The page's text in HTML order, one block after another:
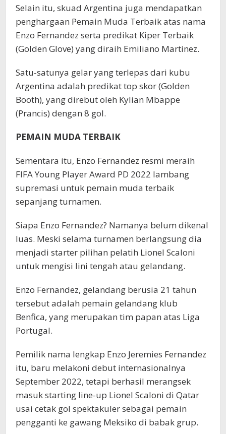
Selain itu, skuad Argentina juga mendapatkan
penghargaan Pemain Muda Terbaik atas nama
Enzo Fernandez serta predikat Kiper Terbaik
(Golden Glove) yang diraih Emiliano Martinez.
Satu-satunya gelar yang terlepas dari kubu
Argentina adalah predikat top skor (Golden
Booth), yang direbut oleh Kylian Mbappe
(Prancis) dengan 8 gol.
PEMAIN MUDA TERBAIK
Sementara itu, Enzo Fernandez resmi meraih
FIFA Young Player Award PD 2022 lambang
supremasi untuk pemain muda terbaik
sepanjang turnamen.
Siapa Enzo Fernandez? Namanya belum dikenal
luas. Meski selama turnamen berlangsung dia
menjadi starter pilihan pelatih Lionel Scaloni
untuk mengisi lini tengah atau gelandang.
Enzo Fernandez, gelandang berusia 21 tahun
tersebut adalah pemain gelandang klub
Benfica, yang merupakan tim papan atas Liga
Portugal.
Pemilik nama lengkap Enzo Jeremies Fernandez
itu, baru melakoni debut internasionalnya
September 2022, tetapi berhasil merangsek
masuk starting line-up Lionel Scaloni di Qatar
usai cetak gol spektakuler sebagai pemain
pengganti ke gawang Meksiko di babak grup.